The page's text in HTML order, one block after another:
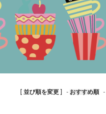
[ 並び順を変更 ] - おすすめ順 -